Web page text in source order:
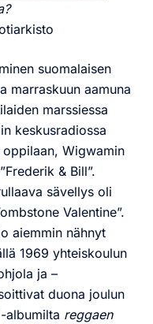
suomalaisen
marraskuun aamuna
marssiessa
keskusradiossa
Wigwamin
& Bill”.
sävellys oli
Valentine”.
aiemmin nähnyt
1969 yhteiskoulun
ja –
duona joulun
albumilta reggaen